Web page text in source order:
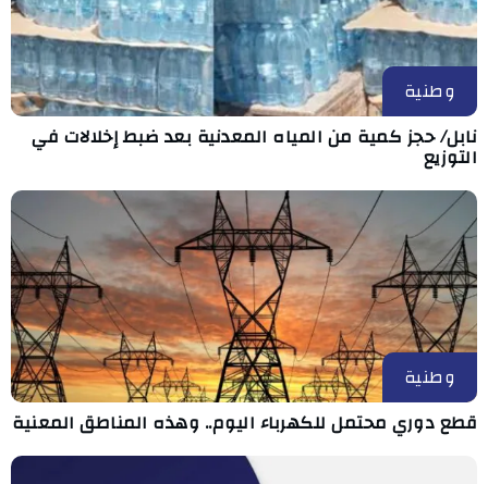
وطنية
نابل/ حجز كمية من المياه المعدنية بعد ضبط إخلالات في
التوزيع
وطنية
قطع دوري محتمل للكهرباء اليوم.. وهذه المناطق المعنية